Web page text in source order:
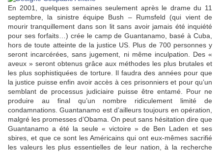
En 2001, quelques semaines seulement après le drame du 11
septembre, la sinistre équipe Bush – Rumsfeld (qui vient de
mourir tranquillement dans son lit sans avoir jamais été inquiété
pour ses forfaits…) crée le camp de Guantanamo, basé à Cuba,
hors de toute atteinte de la justice US. Plus de 700 personnes y
seront incarcérées, sans jugement, ni même inculpation. Des «
aveux » seront obtenus grâce aux méthodes les plus brutales et
les plus sophistiquées de torture. Il faudra des années pour que
la justice puisse enfin avoir accès à ces prisonniers et pour qu’un
semblant de processus judiciaire puisse être entamé. Pour ne
produire au final qu’un nombre ridiculement limité de
condamnations. Guantanamo est d’ailleurs toujours en opération,
malgré les promesses d’Obama. On peut sans hésitation dire que
Guantanamo a été la seule « victoire » de Ben Laden et ses
sbires, et que ce sont les Américains qui ont eux-mêmes sacrifié
les valeurs les plus essentielles de leur nation, à la recherche